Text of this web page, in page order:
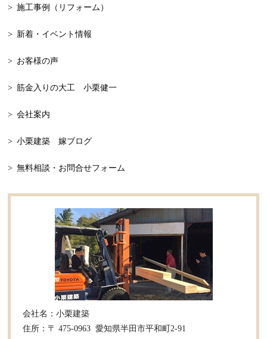
2022年12月
2022年11月
2022年9月
2022年8月
2022年7月
2022年6月
2022年5月
床板の張替え
リフォーム事例
プライベート
和風建築
施工事例（リフォーム）
新着・イベント情報
お客様の声
筋金入りの大工 小栗健一
会社案内
小栗建築 嫁ブログ
無料相談・お問合せフォーム
会社名：小栗建築
住所：〒 475-0963 愛知県半田市平和町2-91